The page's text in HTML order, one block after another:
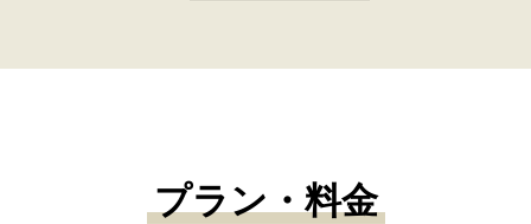
プラン・料金